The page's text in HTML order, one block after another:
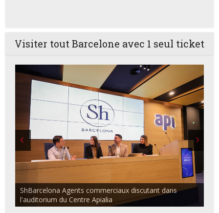
Visiter tout Barcelone avec 1 seul ticket
ShBarcelona Agents commerciaux discutant dans
l'auditorium du Centre Apialia